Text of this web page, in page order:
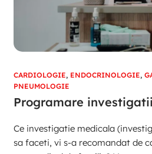
CARDIOLOGIE, ENDOCRINOLOGIE,
PNEUMOLOGIE
Programare
Ce investigatie medicala
sa faceti, vi s-a recomandat de